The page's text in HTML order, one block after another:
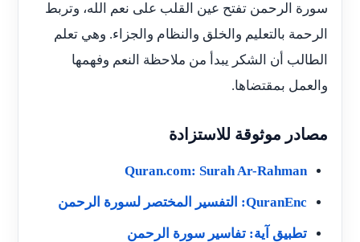
سورة الرحمن تفتح عين القلب على نعم الله، وتربط
الرحمة بالتعليم والخلق والنظام والجزاء. وهي تعلم
الطالب أن الشكر يبدأ من ملاحظة النعم وفهمها
والعمل بمقتضاها.
مصادر موثوقة للاستزادة
Quran.com: Surah Ar-Rahman
QuranEnc: التفسير المختصر لسورة الرحمن
تطبيق آية: تفاسير سورة الرحمن